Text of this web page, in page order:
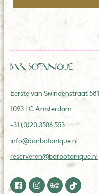
Bar Botanique
Eerste van Swindenstraat 581
1093 LC Amsterdam
+31 (0)20 3586 553
info@barbotanique.nl
reserveren@barbotanique.nl